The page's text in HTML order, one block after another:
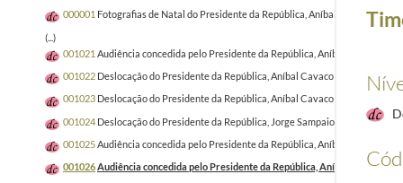
000001 Fotografias de Natal do Presidente da República, Aníbal Cavaco Silva
(...)
001021 Audiência concedida pelo Presidente da República, Aníbal Cavaco
001022 Deslocação do Presidente da República, Aníbal Cavaco Silva, ao Porto,
001023 Deslocação do Presidente da República, Aníbal Cavaco Silva, aos
001024 Deslocação do Presidente da República, Jorge Sampaio, ao Palácio da
001025Audiência concedida pelo Presidente da República, Aníbal Cavaco
001026Audiência concedida pelo Presidente da República, Aníbal Cavaco